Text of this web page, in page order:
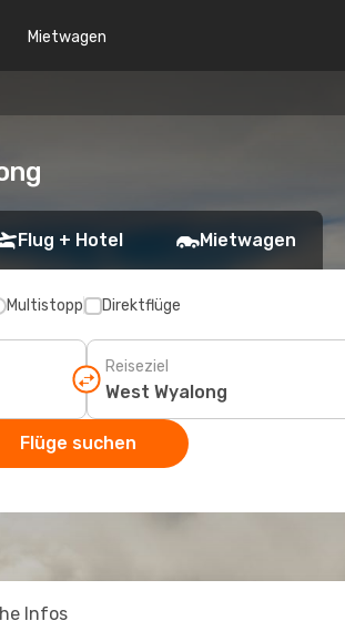
Mietwagen
Flug + Hotel Mietwagen
Multistopp Direktflüge
Reiseziel
Flüge suchen
Infos